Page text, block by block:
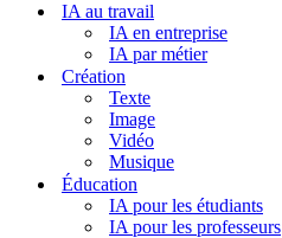
IA au travail
IA en entreprise
IA par métier
Création
Texte
Image
Vidéo
Musique
Éducation
IA pour les étudiants
IA pour les professeurs